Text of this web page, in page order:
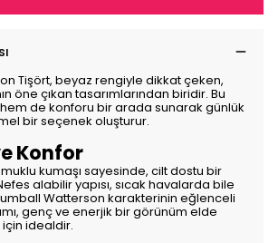
Tişört, beyaz rengiyle dikkat çeken,
öne çıkan tasarımlarından biridir. Bu
hem de konforu bir arada sunarak günlük
bir seçenek oluşturur.
Konfor
kumaşı sayesinde, cilt dostu bir
alabilir yapısı, sıcak havalarda bile
Watterson karakterinin eğlenceli
genç ve enerjik bir görünüm elde
idealdir.